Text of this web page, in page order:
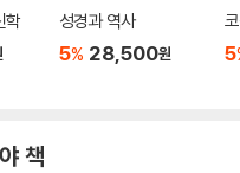
학 성경과 역사
5% 28,500원 5
책